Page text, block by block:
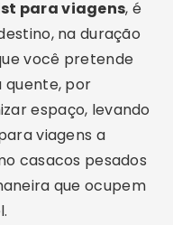
para viagens, é
na duração
você pretende
quente, por
espaço, levando
viagens a
casacos pesados
que ocupem